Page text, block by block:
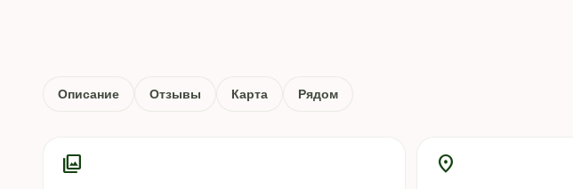
Описание Отзывы Карта Рядом
photo_library location_on